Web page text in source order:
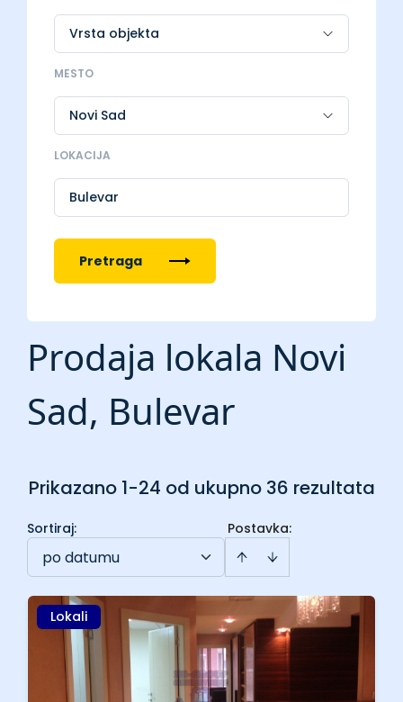
MESTO
LOKACIJA
Bulevar
Pretraga
Prodaja lokala Novi
Sad, Bulevar
Prikazano 1-24 od ukupno 36 rezultata
Postavka:
Sortiraj:
po datumu
Lokali